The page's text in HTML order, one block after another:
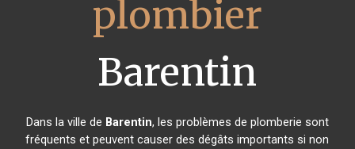
plombier
Barentin
Dans la ville de Barentin, les problèmes de plomberie sont
fréquents et peuvent causer des dégâts importants si non